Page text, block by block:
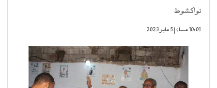
نواكشوط
10:01 مساءً | 5 مايو 2023